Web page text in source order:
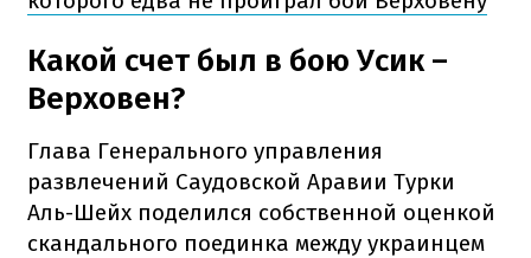
Какой счет был в бою Усик –
Верховен?
Глава Генерального управления
развлечений Саудовской Аравии Турки
Аль-Шейх поделился собственной оценкой
скандального поединка между украинцем